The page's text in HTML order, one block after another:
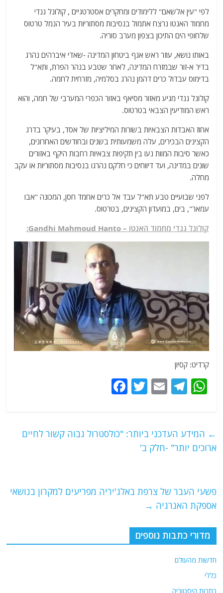
p
p
m
o
o
k
לפי "עין אלשאם" ללימודים ומחקרים אסטרטגיים , קולונל גנדי
מחמוד האנטו נרצח אתמול בנסיבות מסתוריות בעיר הנמל טרטוס
שלחופי הים התיכון בצפון מערב סוריה.
באותו נושא, עוזר ראש אגף ביטחון המדינה -שאדי איברהים נהרג
בדיר א-זור שבמזרח המדינה, לאחר שטבע בנהר הפרת, ותא"ל
בדימוס עבדול כרים דהמן נהרג בסלמיה, מזרחית לחמה.
קולונל גנדי מגיע מאזור מסיאף באזור הכפרי המערבי של חמה, והוא
ראש המודיעין הצבאי בטרטוס.
אחוז האבדות הצבאיות בשורות המיליציות של אסד, בעיקר בדרג
הקצינים הבכירים, עלה משמעותית בשנים ובחודשים האחרונים,
כאשר סיבות המוות נעו בין תקיפות צבאיות רחבות היקף באזורים
שונים במדינה, ועד דיווחים כי חלקם נהרגו בנסיבות מסתוריות או עקב
מחלה.
לפני שבועיים טבע תא"ל עבד אל כרים אחמד חסן, המכונה "אבו
עמאר", בים, במועדון הקצינים, בטרטוס.
קולונל גנדי מחמוד האנטו – Gandhi Mahmoud Hanto:
קרדיט: קסיון
W
s
A
T
g
ra
E
l
T
er
e
k
← המידע העדכני ביותר: "כולסטרול גבוה קשור לחיים
ארוכים יותר" -חלק ב'
פשעי העבר של צרפת באלג'יריה מפריעים למקרון בנושאי
אספקת האנרגיה →
מדורי כתבות נוספים
חדשות מהעולם
כללי
כתבות היסטוריה